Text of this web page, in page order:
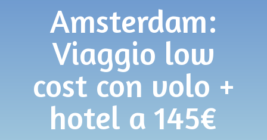
Amsterdam:
Viaggio low
cost con volo +
hotel a 145€